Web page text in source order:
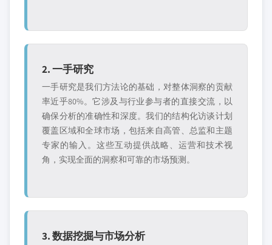
2. 一手研究
一手研究是我们方法论的基础，对整体洞察的贡献
率近乎80%。它涉及与行业参与者的直接交流，以
确保分析的准确性和深度。我们的结构化访谈计划
覆盖区域和全球市场，包括来自高管、总监和主题
专家的输入。这些互动提供战略、运营和技术视
角，实现全面的洞察和可靠的市场预测。
3. 数据挖掘与市场分析